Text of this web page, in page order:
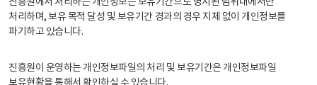
처리하며, 보유 목적 달성 및 보유기간 경과의 경우 지체 없이 개인정보를
파기하고 있습니다.
진흥원이 운영하는 개인정보파일의 처리 및 보유기간은 개인정보파일
보유현황을 통해서 확인하실 수 있습니다.